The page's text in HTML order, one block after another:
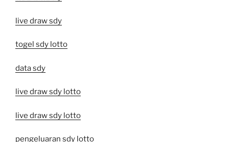
live draw sdy
togel sdy lotto
data sdy
live draw sdy lotto
live draw sdy lotto
pengeluaran sdy lotto